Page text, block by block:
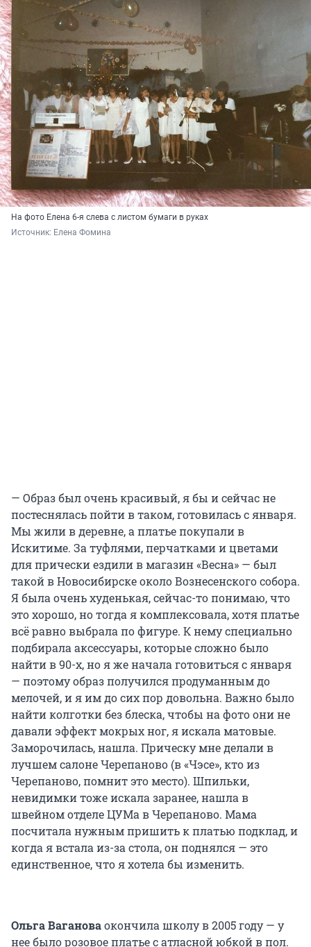
На фото Елена 6-я слева с листом бумаги в руках
Источник: Елена Фомина
— Образ был очень красивый, я бы и сейчас не
постеснялась пойти в таком, готовилась с января.
Мы жили в деревне, а платье покупали в
Искитиме. За туфлями, перчатками и цветами
для прически ездили в магазин «Весна» — был
такой в Новосибирске около Вознесенского собора.
Я была очень худенькая, сейчас-то понимаю, что
это хорошо, но тогда я комплексовала, хотя платье
всё равно выбрала по фигуре. К нему специально
подбирала аксессуары, которые сложно было
найти в 90-х, но я же начала готовиться с января
— поэтому образ получился продуманным до
мелочей, и я им до сих пор довольна. Важно было
найти колготки без блеска, чтобы на фото они не
давали эффект мокрых ног, я искала матовые.
Заморочилась, нашла. Прическу мне делали в
лучшем салоне Черепаново (в «Чэсе», кто из
Черепаново, помнит это место). Шпильки,
невидимки тоже искала заранее, нашла в
швейном отделе ЦУМа в Черепаново. Мама
посчитала нужным пришить к платью подклад, и
когда я встала из-за стола, он поднялся — это
единственное, что я хотела бы изменить.
Ольга Вагановаокончила школу в 2005 году — у
нее было розовое платье с атласной юбкой в пол.